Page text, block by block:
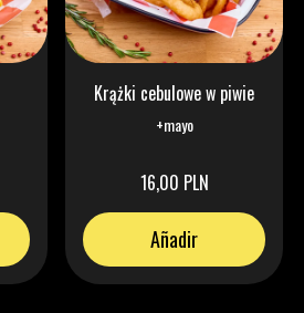
Krążki cebulowe w piwie
+mayo
16,00 PLN
Añadir